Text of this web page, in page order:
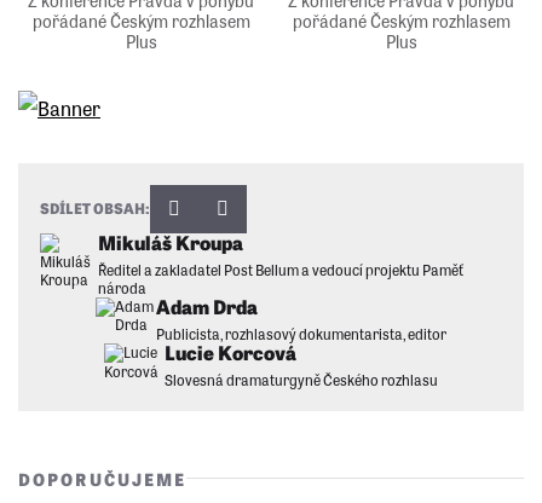
pořádané Českým rozhlasem
Plus
pořádané Českým rozhlasem
Plus
Lucie Korcová
Slovesná dramaturgyně Českého rozhlasu
Adam Drda
Publicista, rozhlasový dokumentarista, editor
Mikuláš Kroupa
Ředitel a zakladatel Post Bellum a vedoucí projektu Paměť
národa
SDÍLET OBSAH:
DOPORUČUJEME